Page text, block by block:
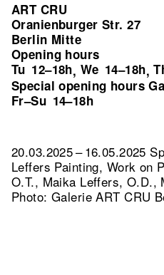
ART CRU
Oranienburger Str. 27
Berlin Mitte
Opening hours
Tu 12–18h, We 14–18h,
Special opening hours
Fr–Su 14–18h
20.03.2025 – 16.05.2025
Leffers Painting, Work on
O.T., Maika Leffers, O.D.,
Photo: Galerie ART CRU